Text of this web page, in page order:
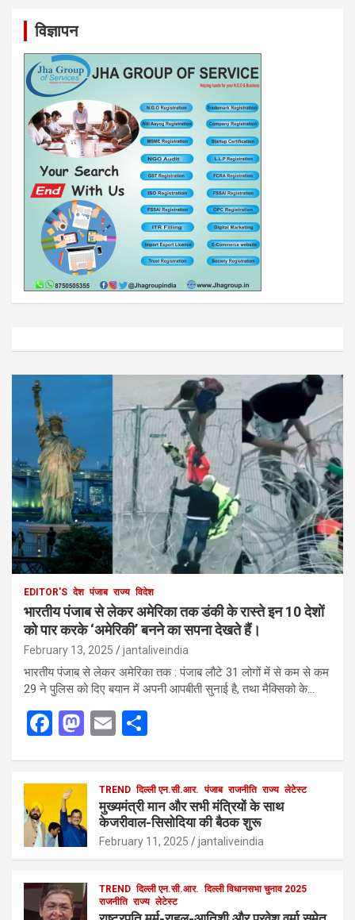
विज्ञापन
EDITOR'S देश पंजाब राज्य विदेश
भारतीय पंजाब से लेकर अमेरिका तक डंकी के रास्ते इन 10 देशों
को पार करके ‘अमेरिकी’ बनने का सपना देखते हैं।
February 13, 2025 jantaliveindia
भारतीय पंजाब से लेकर अमेरिका तक : पंजाब लौटे 31 लोगों में से कम से कम
29 ने पुलिस को दिए बयान में अपनी आपबीती सुनाई है, तथा मैक्सिको के…
F
b
o
o
k
M
d
o
n
E
e
TREND दिल्ली एन.सी.आर. पंजाब राजनीति राज्य लेटेस्ट
मुख्यमंत्री मान और सभी मंत्रियों के साथ
केजरीवाल-सिसोदिया की बैठक शुरू
February 11, 2025 jantaliveindia
TREND दिल्ली एन.सी.आर. दिल्ली विधानसभा चुनाव 2025
राजनीति राज्य लेटेस्ट